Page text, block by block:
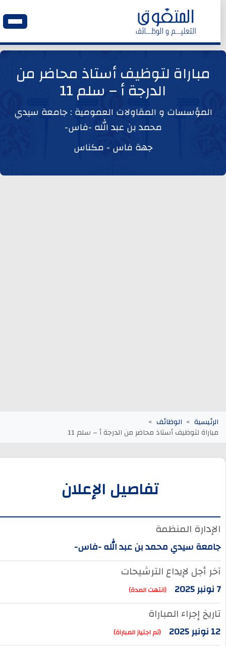
ابحث عن وظيفة
وظائف المؤسسات و المقاولات العمومية
مباراة لتوظيف أستاذ محاضر من
الدرجة أ – سلم 11
المؤسسات و المقاولات العمومية : جامعة سيدي
محمد بن عبد الله -فاس-
جهة فاس - مكناس
الرئيسية الوظائف
مباراة لتوظيف أستاذ محاضر من الدرجة أ – سلم 11
تفاصيل الإعلان
الإدارة المنظمة
جامعة سيدي محمد بن عبد الله -فاس-
آخر أجل لإيداع الترشيحات
(انتهت المدة)
تاريخ إجراء المباراة
12 نونبر 2025 (تم اجتياز المباراة)